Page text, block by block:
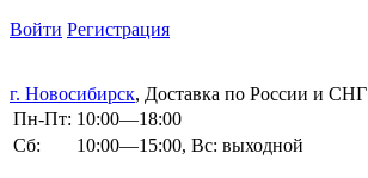
Войти Регистрация
г. Новосибирск, Доставка по России и СНГ
Пн-Пт: 10:00—18:00
Сб:
10:00—15:00, Вс: выходной